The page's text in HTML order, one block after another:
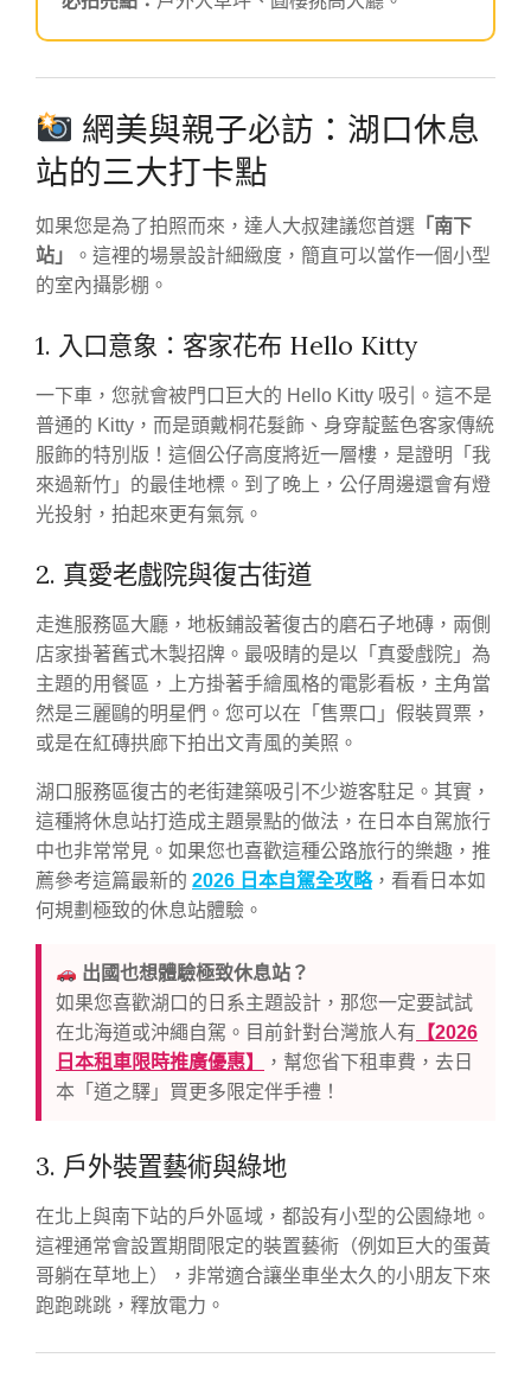
網美與親子必訪：湖口休息
站的三大打卡點
如果您是為了拍照而來，達人大叔建議您首選 「南下
站」
。這裡的場景設計細緻度，簡直可以當作一個小型
的室內攝影棚。
1. 入口意象：客家花布 Hello Kitty
一下車，您就會被門口巨大的 Hello Kitty 吸引。這不是
普通的 Kitty，而是頭戴桐花髮飾、身穿靛藍色客家傳統
服飾的特別版！這個公仔高度將近一層樓，是證明「我
來過新竹」的最佳地標。到了晚上，公仔周邊還會有燈
光投射，拍起來更有氣氛。
2. 真愛老戲院與復古街道
走進服務區大廳，地板鋪設著復古的磨石子地磚，兩側
店家掛著舊式木製招牌。最吸睛的是以「真愛戲院」為
主題的用餐區，上方掛著手繪風格的電影看板，主角當
然是三麗鷗的明星們。您可以在「售票口」假裝買票，
或是在紅磚拱廊下拍出文青風的美照。
湖口服務區復古的老街建築吸引不少遊客駐足。其實，
這種將休息站打造成主題景點的做法，在日本自駕旅行
中也非常常見。如果您也喜歡這種公路旅行的樂趣，推
薦參考這篇最新的 2026 日本自駕全攻略，看看日本如
何規劃極致的休息站體驗。
出國也想體驗極致休息站？
如果您喜歡湖口的日系主題設計，那您一定要試試
在北海道或沖繩自駕。目前針對台灣旅人有 【2026
日本租車限時推廣優惠】
，幫您省下租車費，去日
本「道之驛」買更多限定伴手禮！
3. 戶外裝置藝術與綠地
在北上與南下站的戶外區域，都設有小型的公園綠地。
這裡通常會設置期間限定的裝置藝術（例如巨大的蛋黃
哥躺在草地上），非常適合讓坐車坐太久的小朋友下來
跑跑跳跳，釋放電力。